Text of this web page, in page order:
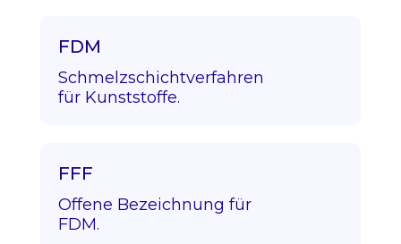
FDM
Schmelzschichtverfahren
für Kunststoffe.
FFF
Offene Bezeichnung für
FDM.